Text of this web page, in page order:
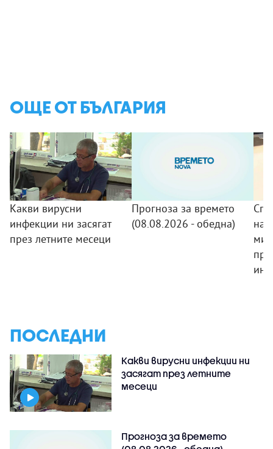
ОЩЕ ОТ БЪЛГАРИЯ
Какви вирусни
инфекции ни засягат
през летните месеци
Прогноза за времето
(08.08.2026 - обедна)
на
ПОСЛЕДНИ
Какви вирусни инфекции ни
засягат през летните
месеци
Прогноза за времето